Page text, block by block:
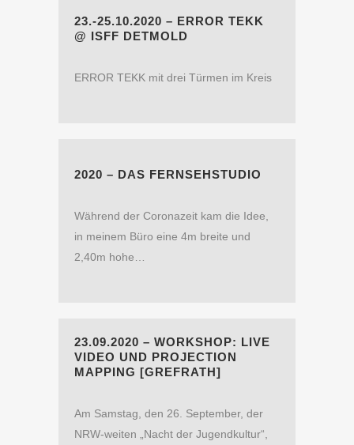
23.-25.10.2020 – ERROR TEKK
@ ISFF DETMOLD
ERROR TEKK mit drei Türmen im Kreis
2020 – DAS FERNSEHSTUDIO
Während der Coronazeit kam die Idee,
in meinem Büro eine 4m breite und
2,40m hohe…
23.09.2020 – WORKSHOP: LIVE
VIDEO UND PROJECTION
MAPPING [GREFRATH]
Am Samstag, den 26. September, der
NRW-weiten „Nacht der Jugendkultur“,